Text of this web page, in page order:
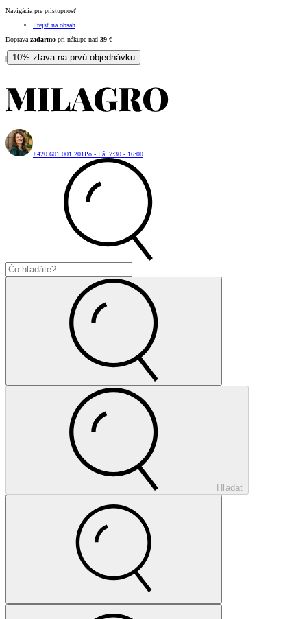
Navigácia pre prístupnosť
Prejsť na obsah
Doprava zadarmo pri nákupe nad 39 €
| 10% zľava na prvú objednávku
+420 601 001 201Po - Pá: 7:30 - 16:00
Hľadať